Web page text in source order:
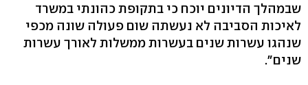
שבמהלך הדיונים יוכח כי בתקופת כהונתי במשרד
לאיכות הסביבה לא נעשתה שום פעולה שונה מכפי
שנהגו עשרות שנים בעשרות ממשלות לאורך עשרות
שנים".